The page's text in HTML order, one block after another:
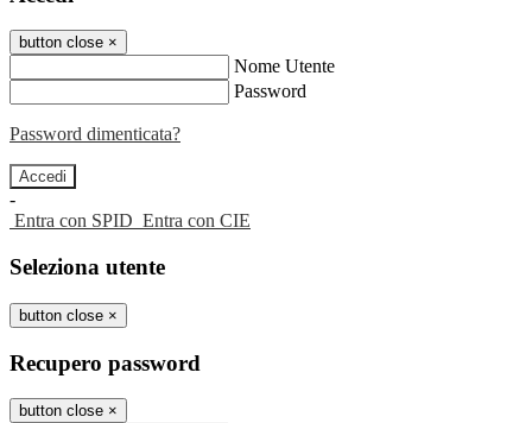
button close ×
Nome Utente
Password
Password dimenticata?
-
Entra con SPID Entra con CIE
Seleziona utente
button close ×
Recupero password
button close ×